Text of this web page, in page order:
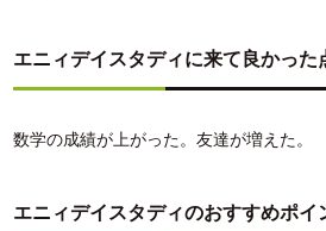
エニィデイスタディに来て良かった
数学の成績が上がった。友達が増えた。
エニィデイスタディのおすすめポイ